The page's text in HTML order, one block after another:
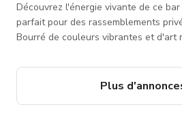
Découvrez l'énergie vivante de ce
parfait pour des rassemblements
Bourré de couleurs vibrantes et d'art
et soirées inoubliables.
Plus